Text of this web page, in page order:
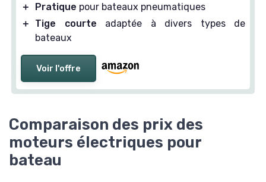
＋
Pratique pour bateaux pneumatiques
＋
Tige courte adaptée à divers types de
bateaux
Voir l'offre
Comparaison des prix des
moteurs électriques pour
bateau